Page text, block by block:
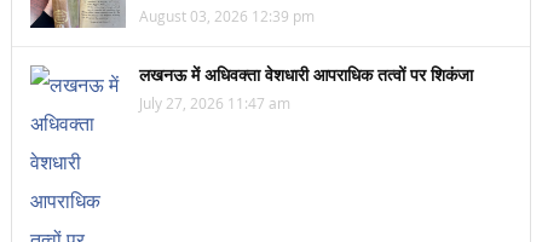
August 03, 2026 12:39 pm
लखनऊ में अधिवक्ता वेशधारी आपराधिक तत्वों पर शिकंजा
July 27, 2026 11:47 am